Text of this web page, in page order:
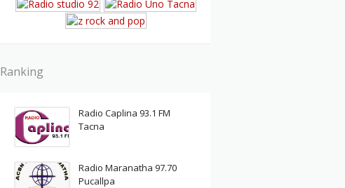
Ranking
Radio Caplina 93.1 FM
Tacna
Radio Maranatha 97.70
Pucallpa